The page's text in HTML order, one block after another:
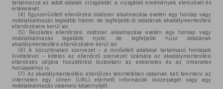
tartalmazza az adott oldalak vizsgálatát, a vizsgálati eredmények elemzését és
értékelését.
(4) Egyszerűsített ellenőrzési módszer alkalmazása esetén egy honlap vagy
mobilalkalmazás legalább három, de legfeljebb öt oldalának akadálymentesítési
ellenőrzésére kerül sor.
(5) Részletes ellenőrzési módszer alkalmazása esetén egy honlap vagy
mobilalkalmazás legalább nyolc, de legfeljebb húsz oldalának
akadálymentesítési ellenőrzésére kerül sor.
(6) A közszférabeli szervezet – a minősített adatokat tartalmazó honlapok
kivételével – köteles az ellenőrző szervezet számára az akadálymentesítési
ellenőrzés céljára hozzáférést biztosítani az extranetes és az intranetes
honlapokhoz is.
(7) Az akadálymentesítési ellenőrzés tekintetében oldalnak kell tekinteni az
interneten egy címen (URL) elérhető információk összességét vagy egy
mobilalkalmazás valamely képernyőjét.